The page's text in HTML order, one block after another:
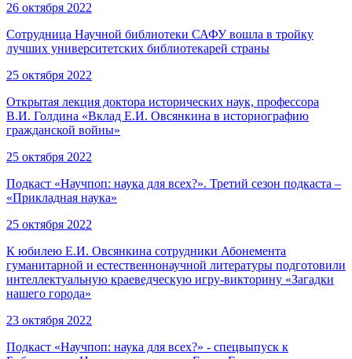
26 октября 2022
Сотрудница Научной библиотеки САФУ вошла в тройку
лучших университетских библиотекарей страны
25 октября 2022
Открытая лекция доктора исторических наук, профессора
В.И. Голдина «Вклад Е.И. Овсянкина в историографию
гражданской войны»
25 октября 2022
Подкаст «Научпоп: наука для всех?». Третий сезон подкаста –
«Прикладная наука»
25 октября 2022
К юбилею Е.И. Овсянкина сотрудники Абонемента
гуманитарной и естественнонаучной литературы подготовили
интеллектуальную краеведческую игру-викторину «Загадки
нашего города»
23 октября 2022
Подкаст «Научпоп: наука для всех?» - спецвыпуск к